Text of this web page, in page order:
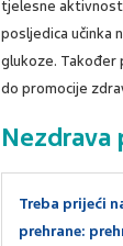
tjelesne
posljedica učinka
glukoze. Također
do promocije
Nezdrava
Treba prijeći
prehrane: